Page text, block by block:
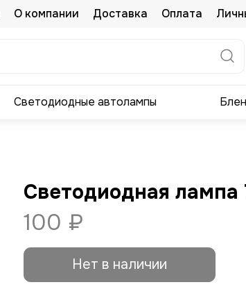
О компании Доставка Оплата
Светодиодные автолампы
Светодиодная лампа
100 ₽
Нет в наличии